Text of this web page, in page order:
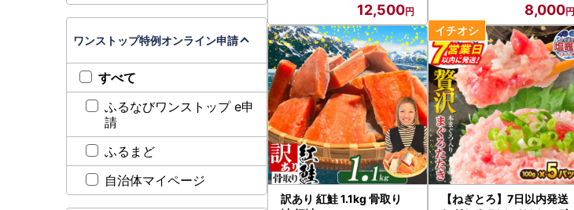
12,500 8,000
訳あり 紅鮭 1.1kg 骨取り
【ねぎとろ】7日以内発送
ワンストップ特例オンライン申請
すべて
ふるなびワンストップ e申
請
ふるまど
自治体マイページ